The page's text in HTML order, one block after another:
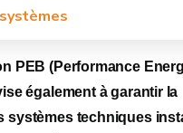
PEB (Performance
également à garantir la
systèmes techniques